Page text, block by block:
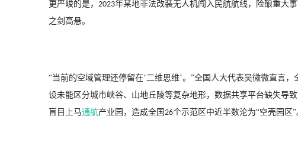
更严峻的是， 2023年某地非法改装无人机闯入民航航线，险酿重大
之剑高悬。
“当前的空域管理还停留在‘二维思维’。”全国人大代表吴微微直言，
设未能区分城市峡谷、山地丘陵等复杂地形，数据共享平台缺失导致
盲目上马通航产业园，造成全国 26个示范区中近半数沦为“空壳园区”